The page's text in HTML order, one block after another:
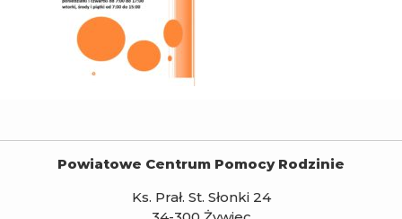
Powiatowe Centrum Pomocy Rodzinie
Ks. Prał. St. Słonki 24